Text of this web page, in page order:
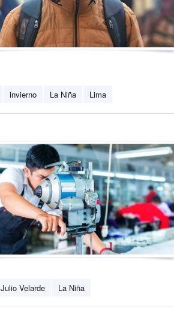
invierno La Niña Lima
Julio Velarde La Niña